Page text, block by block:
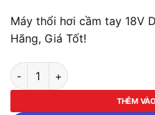
Máy thổi hơi cầm tay 18V
Hãng, Giá Tốt!
Máy thổi hơi cầm tay 18V
THÊM